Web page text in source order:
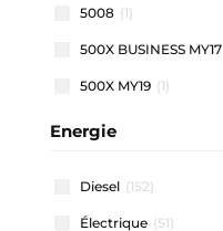
5008 (1)
500X BUSINESS MY17
500X MY19 (1)
500X MY22
911 CARRERA COUPE
Energie
Diesel (152)
Électrique (51)